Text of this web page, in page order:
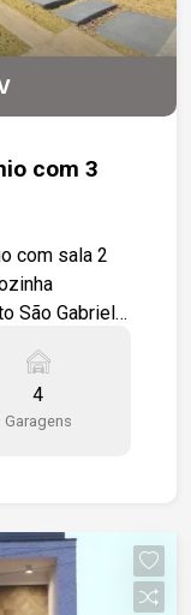
com 3
com sala 2
São Gabriel,
espaço para
primeira
d`água,
e
solar.
4
Garagens